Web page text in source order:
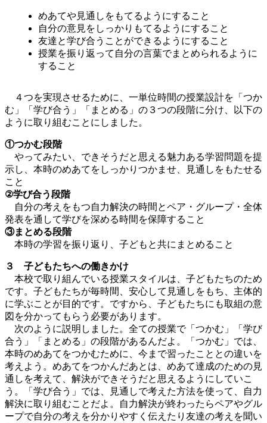
めあてや見通しをもてるようにすること
自分の意見をしっかりもてるようにすること
友達と学び合うことができるようにすること
授業を振り返って自分の言葉でまとめられるように
すること
４つを実現させるために、一単位時間の授業設計を「つか
む」「学び合う」「まとめる」の３つの段階に分け、以下の
ように取り組むことにしました。
①つかむ段階
やってみたい、できそうだと思える魅力ある学習問題を提
示し、本時のめあてをしっかりつかませ、見通しをもたせる
こと
②学び合う段階
自分の考えをもつ自力解決の時間とペア・グループ・全体
発表を通して学びを深める時間を保障すること
③まとめる段階
本時の学習を振り返り、子どもと共にまとめること
３ 子どもたちへの働きかけ
本校で取り組んでいる授業スタイルは、子どもたちのため
です。子どもたちが毎時間、安心して見通しをもち、主体的
に学ぶことが目的です。ですから、子どもたちにも取組の意
図を分かってもらう必要があります。
次のように説明しました。全ての授業で「つかむ」「学び
合う」「まとめる」の段階があるんだよ。「つかむ」では、
本時のめあてをつかむために、今まで習ったこととの違いを
考えよう。めあてをつかんだあとは、めあて達成のための見
通しを考えて、解決ができそうだと思えるようにしていこ
う。「学び合う」では、見通しで考えた方法を使って、自力
解決に取り組むことだよ。自力解決が終わったらペアやグル
ープで自分の考えを分かりやすく伝えたり友達の考えを聞い